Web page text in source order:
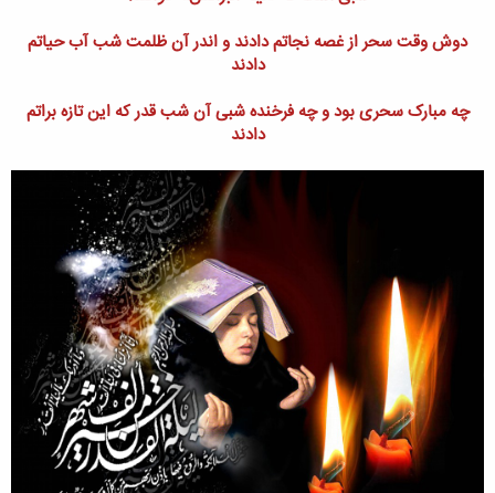
دوش وقت سحر از غصه نجاتم دادند و اندر آن ظلمت شب آب حیاتم
دادند
چه مبارک سحری بود و چه فرخنده شبی آن شب قدر که این تازه براتم
دادند